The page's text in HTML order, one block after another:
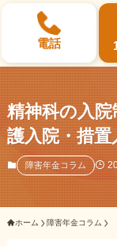
電話
選ばれる3つ
初回
サポ
精神科の入
護入院・措
障害年金コラム
ホーム 障害年金コラム